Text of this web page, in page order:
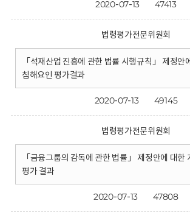
2020-07-13 47413
법령평가전문위원회
「석재산업 진흥에 관한 법률 시행규칙」 제정안
침해요인 평가결과
2020-07-13 49145
법령평가전문위원회
「금융그룹의 감독에 관한 법률」 제정안에 대한
평가 결과
2020-07-13 47808